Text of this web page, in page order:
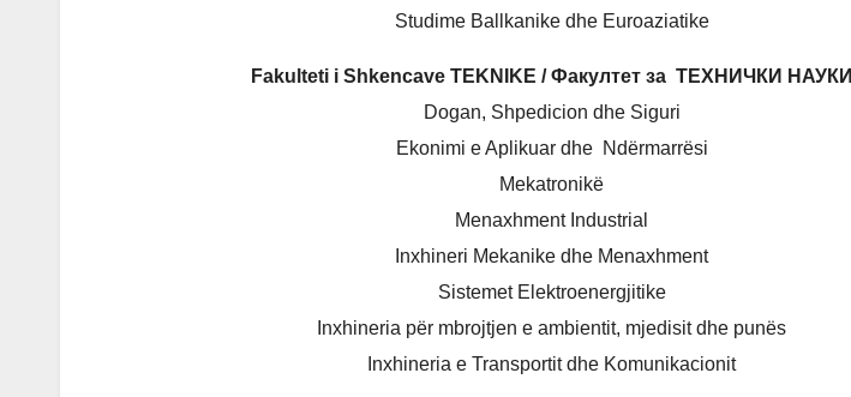
Studime Ballkanike dhe Euroaziatike
Fakulteti i Shkencave TEKNIKE / Факултет за ТЕХНИЧКИ НАУКИ
Dogan, Shpedicion dhe Siguri
Ekonimi e Aplikuar dhe Ndërmarrësi
Mekatronikë
Menaxhment Industrial
Inxhineri Mekanike dhe Menaxhment
Sistemet Elektroenergjitike
Inxhineria për mbrojtjen e ambientit, mjedisit dhe punës
Inxhineria e Transportit dhe Komunikacionit